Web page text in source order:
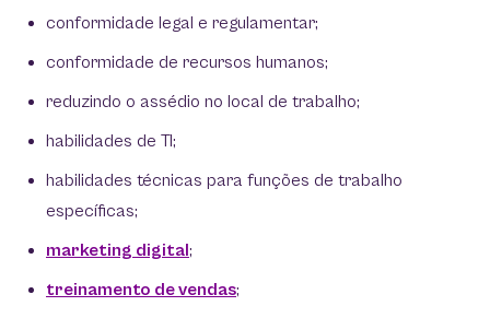
conformidade legal e regulamentar;
conformidade de recursos humanos;
reduzindo o assédio no local de trabalho;
habilidades de TI;
habilidades técnicas para funções de trabalho
específicas;
marketing digital;
treinamento de vendas;